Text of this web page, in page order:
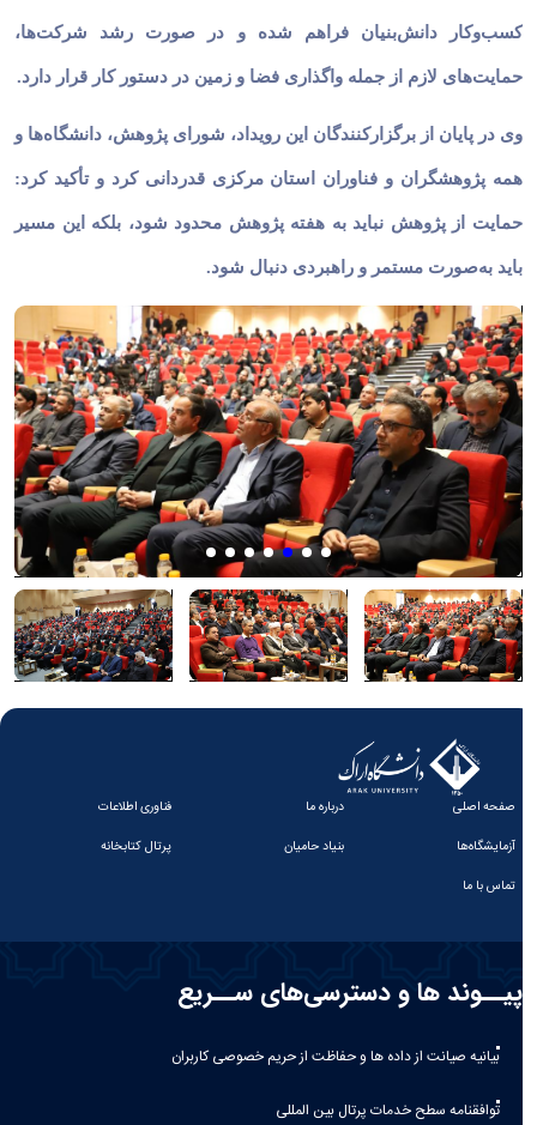
کسب‌وکار دانش‌بنیان فراهم شده و در صورت رشد شرکت‌ها،
حمایت‌های لازم از جمله واگذاری فضا و زمین در دستور کار قرار دارد.
وی در پایان از برگزارکنندگان این رویداد، شورای پژوهش، دانشگاه‌ها و
همه پژوهشگران و فناوران استان مرکزی قدردانی کرد و تأکید کرد:
حمایت از پژوهش نباید به هفته پژوهش محدود شود، بلکه این مسیر
باید به‌صورت مستمر و راهبردی دنبال شود.
صفحه اصلی درباره ما
فناوری اطلاعات
آزمایشگاه‌ها
بنیاد حامیان
پرتال کتابخانه
تماس با ما
پیــوند ها و دسترسی‌های ســریع
بیانیه صيانت از داده ها و حفاظت از حريم خصوصی كاربران
توافقنامه سطح خدمات پرتال بین المللی